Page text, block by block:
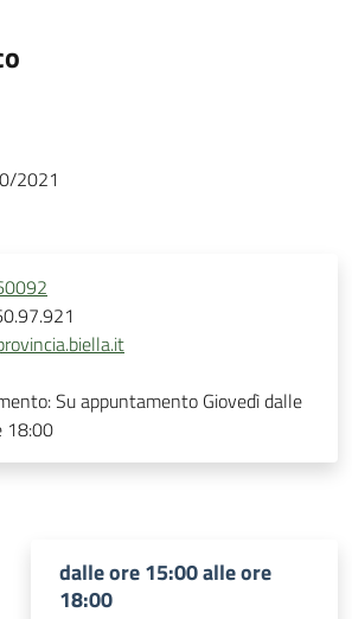
2021
Su appuntamento Giovedì dalle
18:00
dalle ore 15:00 alle ore
18:00